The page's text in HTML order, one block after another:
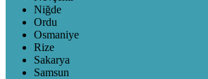
Niğde
Ordu
Osmaniye
Rize
Sakarya
Samsun